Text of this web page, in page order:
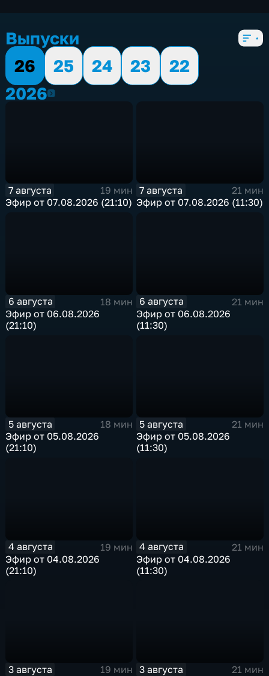
5 сезонов, 2354 выпуска
Выпуски
26
25 24 23
22
20262026
7 августа
19 мин
Эфир от 07.08.2026 (21:10)
7 августа
21 мин
Эфир от 07.08.2026 (11:30)
6 августа
18 мин
Эфир от 06.08.2026
(21:10)
6 августа
21 мин
Эфир от 06.08.2026
(11:30)
5 августа
18 мин
Эфир от 05.08.2026
(21:10)
5 августа
21 мин
Эфир от 05.08.2026
(11:30)
4 августа
19 мин
Эфир от 04.08.2026
(21:10)
4 августа
21 мин
Эфир от 04.08.2026
(11:30)
3 августа
19 мин
3 августа
21 мин